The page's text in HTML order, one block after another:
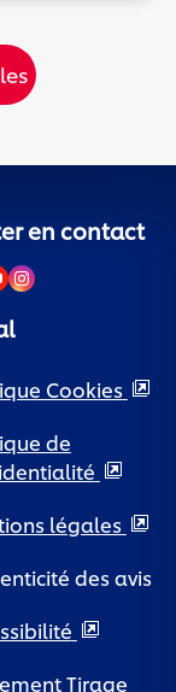
en contact
Cookies
de
des
légales
des avis